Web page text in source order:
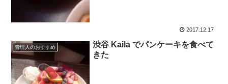
2017.12.17
管理人のおすすめ
渋谷 Kaila でパンケーキを食べて
きた